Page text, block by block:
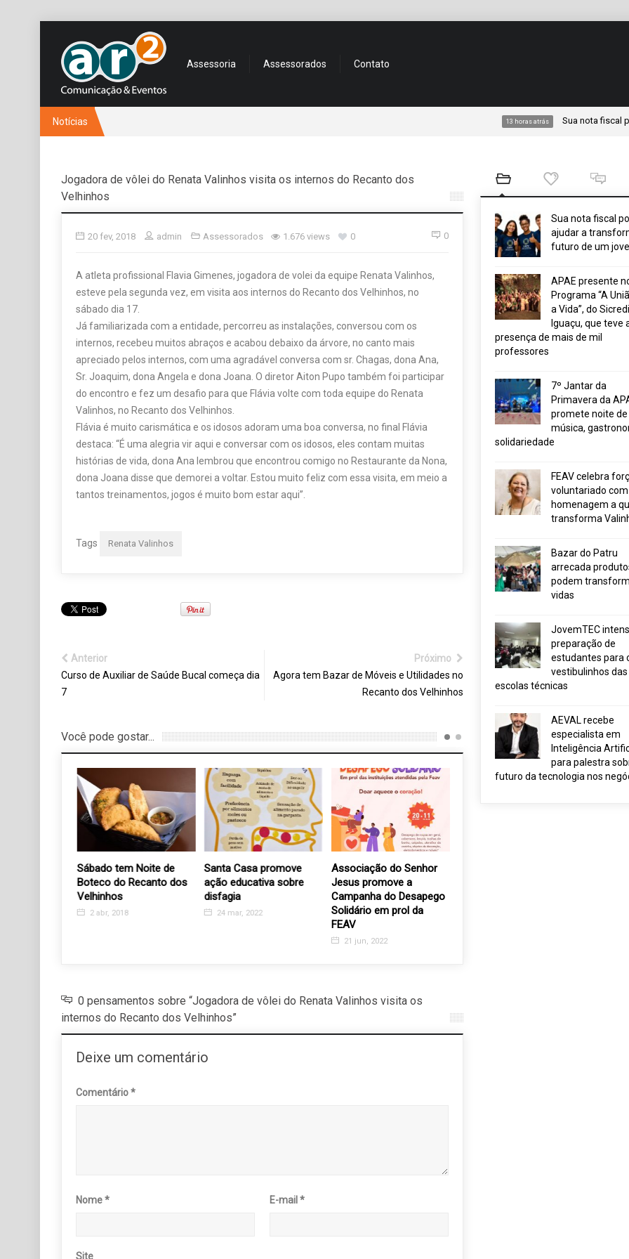
Assessoria Assessorados Contato
Notícias 13 horas atrás Sua nota fiscal pode
Jogadora de vôlei do Renata Valinhos visita os internos do Recanto dos
Velhinhos
20 fev, 2018 admin Assessorados 1.676 views 0 0
A atleta profissional Flavia Gimenes, jogadora de volei da equipe Renata Valinhos,
esteve pela segunda vez, em visita aos internos do Recanto dos Velhinhos, no
sábado dia 17.
Já familiarizada com a entidade, percorreu as instalações, conversou com os
internos, recebeu muitos abraços e acabou debaixo da árvore, no canto mais
apreciado pelos internos, com uma agradável conversa com sr. Chagas, dona Ana,
Sr. Joaquim, dona Angela e dona Joana. O diretor Aiton Pupo também foi participar
do encontro e fez um desafio para que Flávia volte com toda equipe do Renata
Valinhos, no Recanto dos Velhinhos.
Flávia é muito carismática e os idosos adoram uma boa conversa, no final Flávia
destaca: “É uma alegria vir aqui e conversar com os idosos, eles contam muitas
histórias de vida, dona Ana lembrou que encontrou comigo no Restaurante da Nona,
dona Joana disse que demorei a voltar. Estou muito feliz com essa visita, em meio a
tantos treinamentos, jogos é muito bom estar aqui”.
Tags Renata Valinhos
Anterior
Curso de Auxiliar de Saúde Bucal começa dia
7
Próximo
Agora tem Bazar de Móveis e Utilidades no
Recanto dos Velhinhos
Você pode gostar...
Sábado tem Noite de
Boteco do Recanto dos
Velhinhos
2 abr, 2018
Santa Casa promove
ação educativa sobre
disfagia
24 mar, 2022
Associação do Senhor
Jesus promove a
Campanha do Desapego
Solidário em prol da
FEAV
21 jun, 2022
0 pensamentos sobre “Jogadora de vôlei do Renata Valinhos visita os
internos do Recanto dos Velhinhos”
Deixe um comentário
Comentário*
Nome* E-mail*
Site
Sua nota fiscal
ajudar a
futuro de um
APAE presente
Programa “A
a Vida”, do Sicredi
Iguaçu, que teve
presença de mais de mil
professores
7º Jantar da
Primavera da
promete noite de
música,
solidariedade
FEAV celebra
voluntariado com
homenagem a
transforma
Bazar do Patru
arrecada
podem
vidas
JovemTEC
preparação de
estudantes para
vestibulinhos das
escolas técnicas
AEVAL recebe
especialista em
Inteligência
para palestra
futuro da tecnologia nos